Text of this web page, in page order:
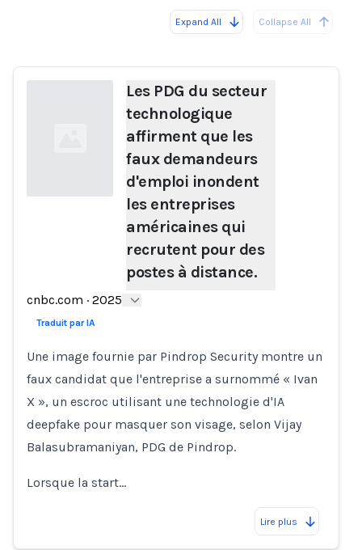
Expand All Collapse All
Les PDG du secteur
technologique
affirment que les
faux demandeurs
d'emploi inondent
les entreprises
américaines qui
recrutent pour des
postes à distance.
cnbc.com · 2025
Traduit par IA
Une image fournie par Pindrop Security montre un
faux candidat que l'entreprise a surnommé « Ivan
X », un escroc utilisant une technologie d'IA
deepfake pour masquer son visage, selon Vijay
Balasubramaniyan, PDG de Pindrop.
Lorsque la start…
Lire plus